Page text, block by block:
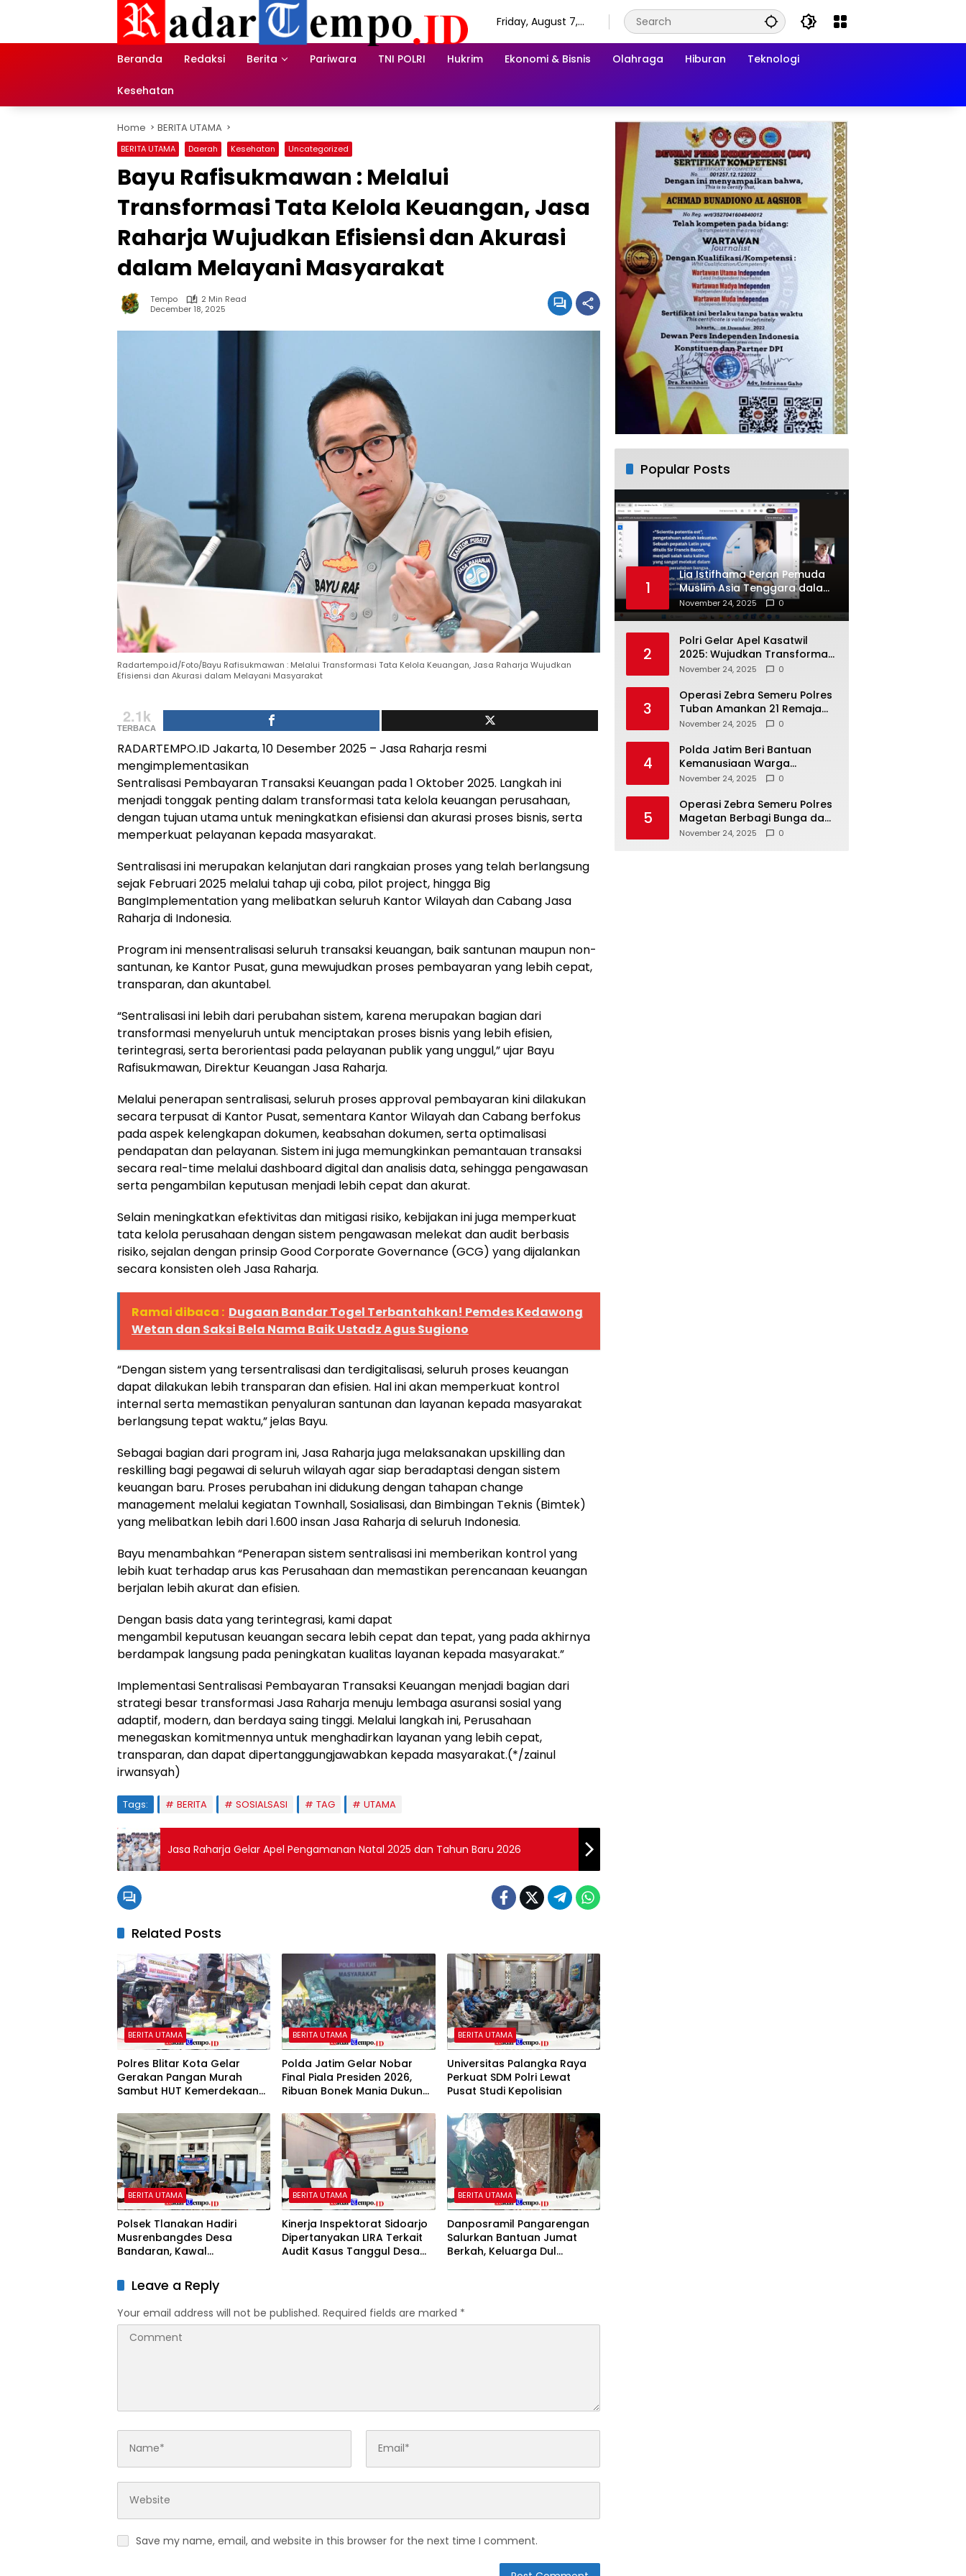
Friday, August 7,
Beranda
Redaksi Berita Pariwara TNI POLRI Hukrim Ekonomi & Bisnis Olahraga Hiburan Teknologi
Kesehatan
Home BERITA UTAMA
BERITA UTAMA Daerah Kesehatan Uncategorized
Bayu Rafisukmawan : Melalui
Transformasi Tata Kelola Keuangan, Jasa
Raharja Wujudkan Efisiensi dan Akurasi
dalam Melayani Masyarakat
Tempo
2 Min Read
December 18, 2025
Radartempo.id/Foto/Bayu Rafisukmawan : Melalui Transformasi Tata Kelola Keuangan, Jasa Raharja Wujudkan
Efisiensi dan Akurasi dalam Melayani Masyarakat
2.1k
TERBACA
RADARTEMPO.ID Jakarta, 10 Desember 2025 – Jasa Raharja resmi
mengimplementasikan
Sentralisasi Pembayaran Transaksi Keuangan pada 1 Oktober 2025. Langkah ini
menjadi tonggak penting dalam transformasi tata kelola keuangan perusahaan,
dengan tujuan utama untuk meningkatkan efisiensi dan akurasi proses bisnis, serta
memperkuat pelayanan kepada masyarakat.
Sentralisasi ini merupakan kelanjutan dari rangkaian proses yang telah berlangsung
sejak Februari 2025 melalui tahap uji coba, pilot project, hingga Big
BangImplementation yang melibatkan seluruh Kantor Wilayah dan Cabang Jasa
Raharja di Indonesia.
Program ini mensentralisasi seluruh transaksi keuangan, baik santunan maupun non-
santunan, ke Kantor Pusat, guna mewujudkan proses pembayaran yang lebih cepat,
transparan, dan akuntabel.
“Sentralisasi ini lebih dari perubahan sistem, karena merupakan bagian dari
transformasi menyeluruh untuk menciptakan proses bisnis yang lebih efisien,
terintegrasi, serta berorientasi pada pelayanan publik yang unggul,” ujar Bayu
Rafisukmawan, Direktur Keuangan Jasa Raharja.
Melalui penerapan sentralisasi, seluruh proses approval pembayaran kini dilakukan
secara terpusat di Kantor Pusat, sementara Kantor Wilayah dan Cabang berfokus
pada aspek kelengkapan dokumen, keabsahan dokumen, serta optimalisasi
pendapatan dan pelayanan. Sistem ini juga memungkinkan pemantauan transaksi
secara real-time melalui dashboard digital dan analisis data, sehingga pengawasan
serta pengambilan keputusan menjadi lebih cepat dan akurat.
Selain meningkatkan efektivitas dan mitigasi risiko, kebijakan ini juga memperkuat
tata kelola perusahaan dengan sistem pengawasan melekat dan audit berbasis
risiko, sejalan dengan prinsip Good Corporate Governance (GCG) yang dijalankan
secara konsisten oleh Jasa Raharja.
Ramai dibaca : Dugaan Bandar Togel Terbantahkan! Pemdes Kedawong
Wetan dan Saksi Bela Nama Baik Ustadz Agus Sugiono
“Dengan sistem yang tersentralisasi dan terdigitalisasi, seluruh proses keuangan
dapat dilakukan lebih transparan dan efisien. Hal ini akan memperkuat kontrol
internal serta memastikan penyaluran santunan dan layanan kepada masyarakat
berlangsung tepat waktu,” jelas Bayu.
Sebagai bagian dari program ini, Jasa Raharja juga melaksanakan upskilling dan
reskilling bagi pegawai di seluruh wilayah agar siap beradaptasi dengan sistem
keuangan baru. Proses perubahan ini didukung dengan tahapan change
management melalui kegiatan Townhall, Sosialisasi, dan Bimbingan Teknis (Bimtek)
yang melibatkan lebih dari 1.600 insan Jasa Raharja di seluruh Indonesia.
Bayu menambahkan “Penerapan sistem sentralisasi ini memberikan kontrol yang
lebih kuat terhadap arus kas Perusahaan dan memastikan perencanaan keuangan
berjalan lebih akurat dan efisien.
Dengan basis data yang terintegrasi, kami dapat
mengambil keputusan keuangan secara lebih cepat dan tepat, yang pada akhirnya
berdampak langsung pada peningkatan kualitas layanan kepada masyarakat.”
Implementasi Sentralisasi Pembayaran Transaksi Keuangan menjadi bagian dari
strategi besar transformasi Jasa Raharja menuju lembaga asuransi sosial yang
adaptif, modern, dan berdaya saing tinggi. Melalui langkah ini, Perusahaan
menegaskan komitmennya untuk menghadirkan layanan yang lebih cepat,
transparan, dan dapat dipertanggungjawabkan kepada masyarakat.(*/zainul
irwansyah)
Tags: BERITA SOSIALSASI TAG UTAMA
Jasa Raharja Gelar Apel Pengamanan Natal 2025 dan Tahun Baru 2026
Related Posts
BERITA UTAMA
Polres Blitar Kota Gelar
Gerakan Pangan Murah
Sambut HUT Kemerdekaan
BERITA UTAMA
Polda Jatim Gelar Nobar
Final Piala Presiden 2026,
Ribuan Bonek Mania Dukung
Mapolda
BERITA UTAMA
Universitas Palangka Raya
Perkuat SDM Polri Lewat
Pusat Studi Kepolisian
BERITA UTAMA
Polsek Tlanakan Hadiri
Musrenbangdes Desa
Bandaran, Kawal
Tepat Sasaran
BERITA UTAMA
Kinerja Inspektorat Sidoarjo
Dipertanyakan LIRA Terkait
Audit Kasus Tanggul Desa
BERITA UTAMA
Danposramil Pangarengan
Salurkan Bantuan Jumat
Berkah, Keluarga Dul
Leave a Reply
Your email address will not be published. Required fields are marked *
Save my name, email, and website in this browser for the next time I comment.
Popular Posts
1
Lia Istifhama Peran Pemuda
Muslim Asia Tenggara dalam
Inovasi dan Kolaborasi
Internasional
November 24, 2025 0
2
Polri Gelar Apel Kasatwil
2025: Wujudkan Transformasi
Polri yang Profesional untuk
November 24, 2025 0
3
Operasi Zebra Semeru Polres
Tuban Amankan 21 Remaja
Pelaku Balap Liar
November 24, 2025 0
4
Polda Jatim Beri Bantuan
Kemanusiaan Warga
Terdampak Erupsi Gunung
November 24, 2025 0
5
Operasi Zebra Semeru Polres
Magetan Berbagi Bunga dan
Coklat Ajak Warga Tertib
November 24, 2025 0